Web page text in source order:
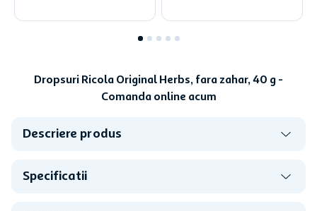
Dropsuri Ricola Original Herbs, fara zahar, 40 g -
Comanda online acum
Descriere produs
Specificatii